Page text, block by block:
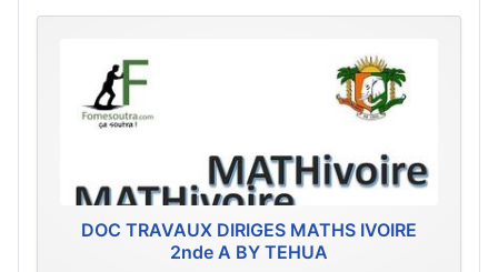
DOC TRAVAUX DIRIGES MATHS IVOIRE
2nde A BY TEHUA